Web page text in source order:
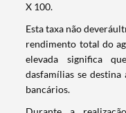
X 100.
Esta taxa não
rendimento total do
elevada significa
dasfamílias se destina
bancários.